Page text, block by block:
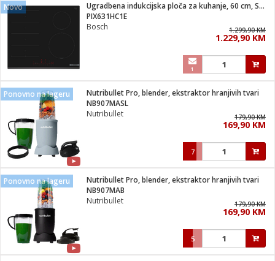
Novo
Ugradbena indukcijska ploča za kuhanje, 60 cm, Serie 6
PIX631HC1E
Bosch
1.299,90 KM
1.229,90 KM
1
Ponovno na lageru
Nutribullet Pro, blender, ekstraktor hranjivih tvari
NB907MASL
Nutribullet
179,90 KM
169,90 KM
7
Ponovno na lageru
Nutribullet Pro, blender, ekstraktor hranjivih tvari
NB907MAB
Nutribullet
179,90 KM
169,90 KM
5